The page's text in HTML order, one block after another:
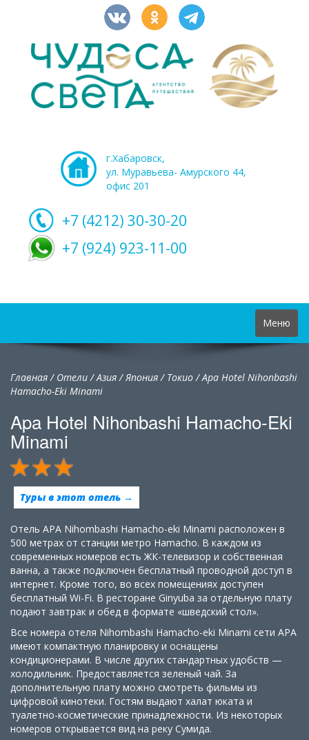
г.Хабаровск,
ул. Муравьева- Амурского 44,
офис 201
+7 (4212) 30-30-20
+7 (924) 923-11-00
Toggle
navigation
Меню
Главная/ Отели/Азия/Япония/ Токио /Apa Hotel Nihonbashi
Hamacho-Eki Minami
Apa Hotel Nihonbashi Hamacho-Eki
Minami
Туры в этот отель →
Отель APA Nihombashi Hamacho-eki Minami расположен в
500 метрах от станции метро Hamacho. В каждом из
современных номеров есть ЖК-телевизор и собственная
ванна, а также подключен бесплатный проводной доступ в
интернет. Кроме того, во всех помещениях доступен
бесплатный Wi-Fi. В ресторане Ginyuba за отдельную плату
подают завтрак и обед в формате «шведский стол».
Все номера отеля Nihombashi Hamacho-eki Minami сети APA
имеют компактную планировку и оснащены
кондиционерами. В числе других стандартных удобств —
холодильник. Предоставляется зеленый чай. За
дополнительную плату можно смотреть фильмы из
цифровой кинотеки. Гостям выдают халат юката и
туалетно-косметические принадлежности. Из некоторых
номеров открывается вид на реку Сумида.